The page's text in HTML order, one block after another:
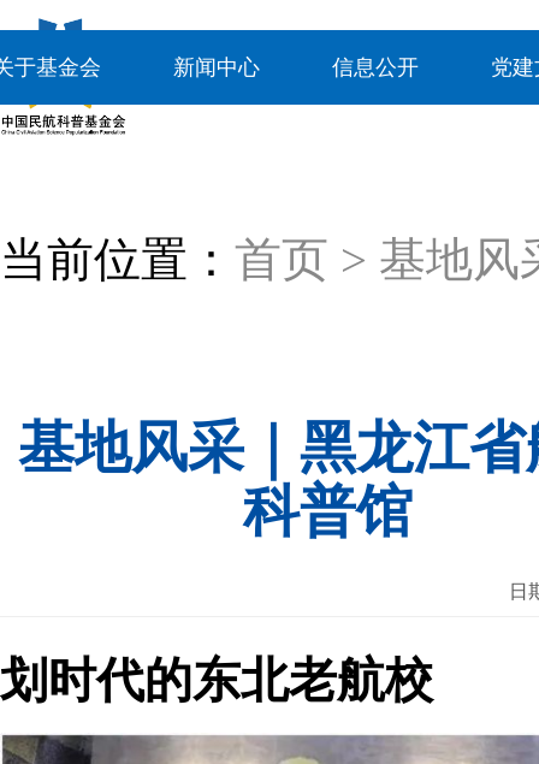
于基金会 新闻中心 信息公开 党
当前位置： 首页 > 基地风
基地风采｜黑龙江
科普馆
日
划时代的东北老航校